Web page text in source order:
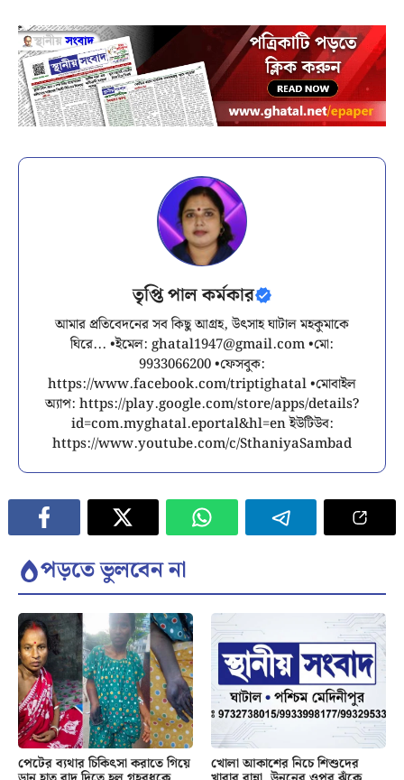
তৃপ্তি পাল কর্মকার
আমার প্রতিবেদনের সব কিছু আগ্রহ, উৎসাহ ঘাটাল মহকুমাকে
ঘিরে... •ইমেল: ghatal1947@gmail.com•মো:
9933066200 •ফেসবুক:
https://www.facebook.com/triptighatal •মোবাইল
অ্যাপ: https://play.google.com/store/apps/details?
id=com.myghatal.eportal&hl=en ইউটিউব:
https://www.youtube.com/c/SthaniyaSambad
পড়তে ভুলবেন না
পেটের ব্যথার চিকিৎসা করাতে গিয়ে খোলা আকাশের নিচে শিশুদের